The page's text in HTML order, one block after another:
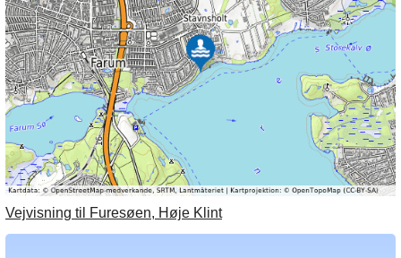
Vejvisning til Furesøen, Høje Klint